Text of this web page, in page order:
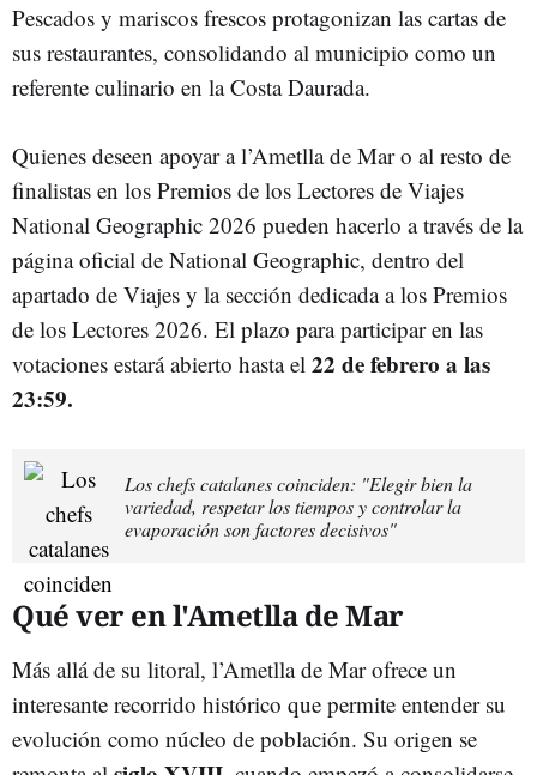
Pescados y mariscos frescos protagonizan las cartas de
sus restaurantes, consolidando al municipio como un
referente culinario en la Costa Daurada.
Quienes deseen apoyar a l’Ametlla de Mar o al resto de
finalistas en los Premios de los Lectores de Viajes
National Geographic 2026 pueden hacerlo a través de la
página oficial de National Geographic, dentro del
apartado de Viajes y la sección dedicada a los Premios
de los Lectores 2026. El plazo para participar en las
votaciones estará abierto hasta el 22 de febrero a las
23:59.
Los chefs catalanes coinciden: "Elegir bien la
variedad, respetar los tiempos y controlar la
evaporación son factores decisivos"
Qué ver en l'Ametlla de Mar
Más allá de su litoral, l’Ametlla de Mar ofrece un
interesante recorrido histórico que permite entender su
evolución como núcleo de población. Su origen se